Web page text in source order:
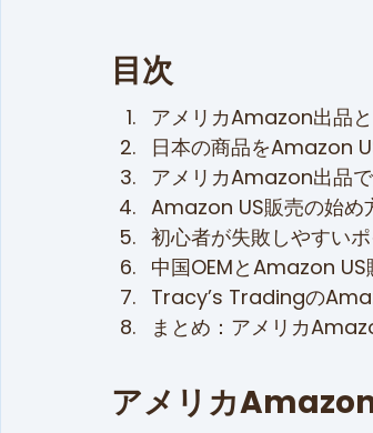
目次
アメリカAmazon出品
日本の商品をAmazon
アメリカAmazon出品
Amazon US販売の始め
初心者が失敗しやすい
中国OEMとAmazon
Tracy’s Tradingの
まとめ：アメリカ
アメリカ